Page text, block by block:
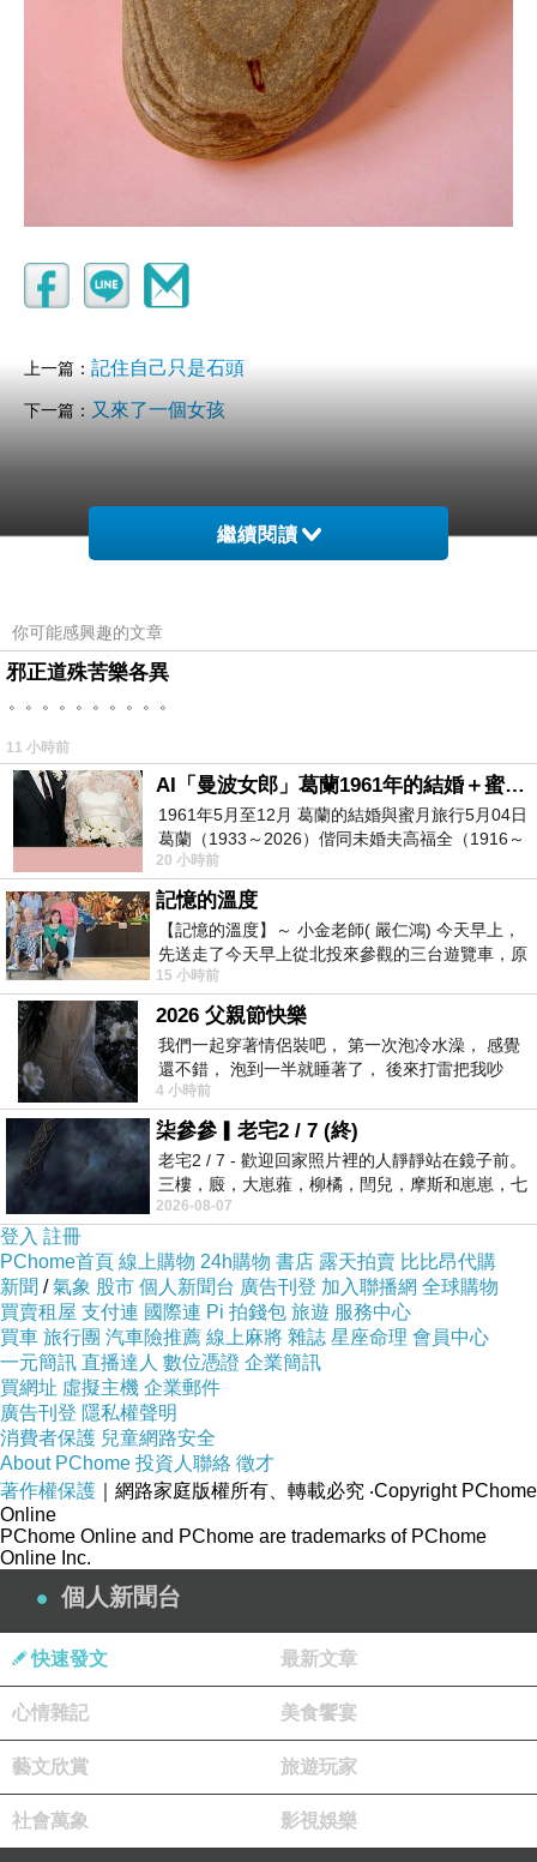
上一篇： 記住自己只是石頭
下一篇： 又來了一個女孩
繼續閱讀
你可能感興趣的文章
邪正道殊苦樂各異
。。。。。。。。。。
11 小時前
AI「曼波女郎」葛蘭1961年的結婚＋蜜月旅行 #戀上老電影 #葛蘭 #粟子
1961年5月至12月 葛蘭的結婚與蜜月旅行5月04日
葛蘭（1933～2026）偕同未婚夫高福全（1916～
2004）乘郵輪赴倫敦6月15日於英國倫敦St.S
20 小時前
記憶的溫度
【記憶的溫度】～ 小金老師( 嚴仁鴻) 今天早上，
先送走了今天早上從北投來參觀的三台遊覽車，原
以為展場已經差不多要安靜下來，卻發
15 小時前
2026 父親節快樂
我們一起穿著情侶裝吧， 第一次泡冷水澡， 感覺
還不錯， 泡到一半就睡著了， 後來打雷把我吵
醒， 手
4 小時前
柒參參▎老宅2 / 7 (終)
老宅2 / 7 - 歡迎回家照片裡的人靜靜站在鏡子前。
三樓，廄，大崽蕥，柳橘，閆兒，摩斯和崽崽，七
個人整整齊齊地站在鏡框之外，如同
2026-08-07
登入 註冊
PChome首頁 線上購物 24h購物 書店 露天拍賣 比比昂代購
新聞 /氣象 股市 個人新聞台 廣告刊登 加入聯播網 全球購物
買賣租屋 支付連 國際連 Pi 拍錢包 旅遊 服務中心
買車 旅行團 汽車險推薦 線上麻將 雜誌 星座命理 會員中心
一元簡訊 直播達人 數位憑證 企業簡訊
買網址 虛擬主機 企業郵件
廣告刊登 隱私權聲明
消費者保護 兒童網路安全
About PChome 投資人聯絡 徵才
著作權保護 ｜網路家庭版權所有、轉載必究 ‧Copyright PChome
Online
PChome Online and PChome are trademarks of PChome
Online Inc.
個人新聞台
快速發文 最新文章
心情雜記 美食饗宴
藝文欣賞 旅遊玩家
社會萬象 影視娛樂